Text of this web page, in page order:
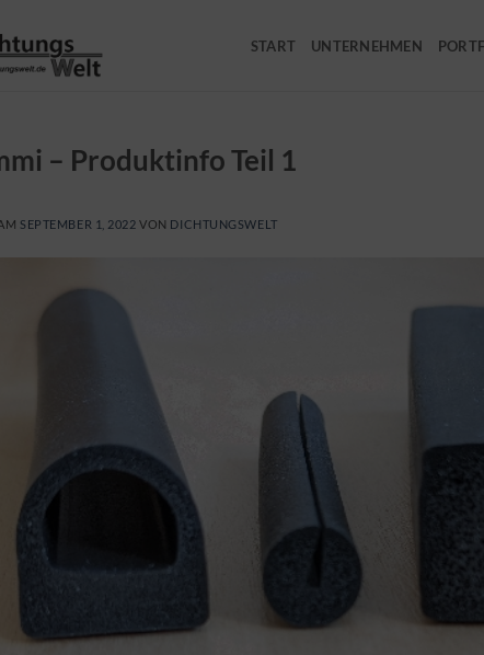
START UNTERNEHMEN
– Produktinfo Teil 1
SEPTEMBER 1, 2022 VON DICHTUNGSWELT